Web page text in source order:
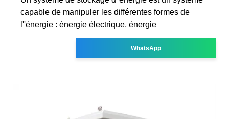
capable de manipuler les différentes formes de
l''énergie : énergie électrique, énergie
WhatsApp